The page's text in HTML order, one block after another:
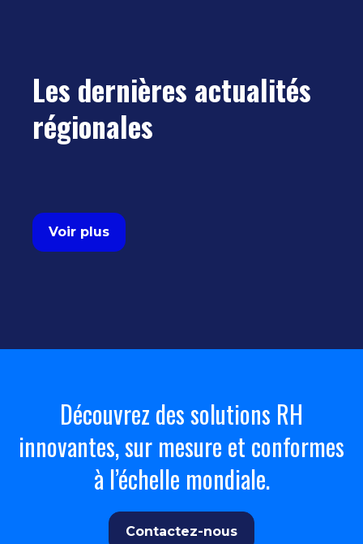
Les dernières actualités
régionales
Voir plus
Découvrez des solutions RH
innovantes, sur mesure et conformes
à l’échelle mondiale.
Contactez-nous